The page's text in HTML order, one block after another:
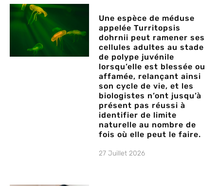
Une espèce de méduse
appelée Turritopsis
dohrnii peut ramener ses
cellules adultes au stade
de polype juvénile
lorsqu’elle est blessée ou
affamée, relançant ainsi
son cycle de vie, et les
biologistes n’ont jusqu’à
présent pas réussi à
identifier de limite
naturelle au nombre de
fois où elle peut le faire.
27 Juillet 2026